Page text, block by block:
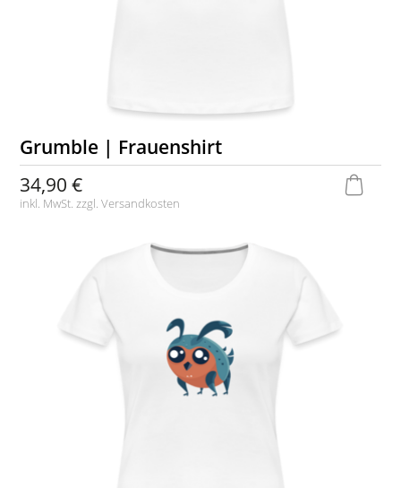
Grumble | Frauenshirt
34,90 €
inkl. MwSt. zzgl.Versandkosten